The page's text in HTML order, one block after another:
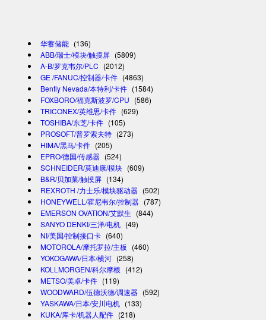
华蓄储能 (136)
ABB/瑞士/模块/触摸屏 (5809)
A-B/罗克韦尔/PLC (2012)
GE /FANUC/控制器/卡件 (4863)
Bently Nevada/本特利/卡件 (1584)
FOXBORO/福克斯波罗/CPU (586)
TRICONEX/英维思/卡件 (629)
TOSHIBA/东芝/卡件 (105)
PROSOFT/普罗索夫特 (273)
HIMA/黑马/卡件 (205)
EPRO/德国/传感器 (524)
SCHNEIDER/莫迪康/模块 (609)
B&R/贝加莱/触摸屏 (134)
REXROTH /力士乐/模块驱动器 (502)
HONEYWELL/霍尼韦尔/控制器 (787)
EMERSON OVATION/艾默生 (844)
SANYO DENKI/三洋/电机 (49)
NI/美国/控制接口卡 (640)
MOTOROLA/摩托罗拉/主板 (460)
YOKOGAWA/日本/横河 (258)
KOLLMORGEN/科尔摩根 (412)
METSO/美卓/卡件 (119)
WOODWARD/伍德沃德/调速器 (592)
YASKAWA/日本/安川电机 (133)
KUKA/库卡/机器人配件 (218)